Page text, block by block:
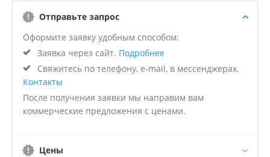
Отправьте запрос
Оформите заявку удобным способом:
Заявка через сайт. Подробнее
Свяжитесь по телефону, e-mail, в мессенджерах.
Контакты
После получения заявки мы направим вам
коммерческие предложения с ценами.
Цены